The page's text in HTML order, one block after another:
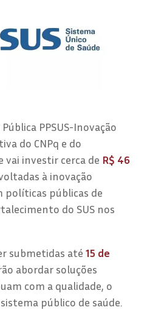
PPSUS-Inovação
do CNPq e do
vai investir cerca de R$ 46
à inovação
políticas públicas de
do SUS nos
submetidas até 15 de
abordar soluções
com a qualidade, o
público de saúde.